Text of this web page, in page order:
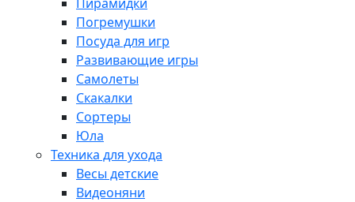
Погремушки
Посуда для игр
Развивающие игры
Самолеты
Скакалки
Сортеры
Юла
Техника для ухода
Весы детские
Видеоняни